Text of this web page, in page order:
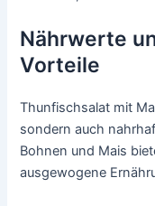
Nährwerte
Vorteile
Thunfischsalat mit
sondern auch
Bohnen und Mais
ausgewogene